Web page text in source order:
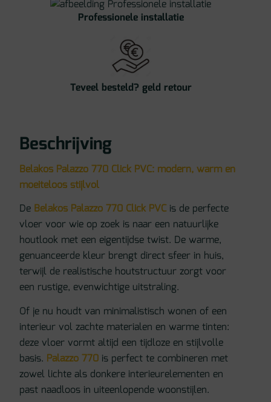
Professionele installatie
Teveel besteld? geld retour
Beschrijving
Belakos Palazzo 770 Click PVC: modern, warm en
moeiteloos stijlvol
De Belakos Palazzo 770 Click PVCis de perfecte
vloer voor wie op zoek is naar een natuurlijke
houtlook met een eigentijdse twist. De warme,
genuanceerde kleur brengt direct sfeer in huis,
terwijl de realistische houtstructuur zorgt voor
een rustige, evenwichtige uitstraling.
Of je nu houdt van minimalistisch wonen of een
interieur vol zachte materialen en warme tinten:
deze vloer vormt altijd een tijdloze en stijlvolle
basis. Palazzo 770 is perfect te combineren met
zowel lichte als donkere interieurelementen en
past naadloos in uiteenlopende woonstijlen.